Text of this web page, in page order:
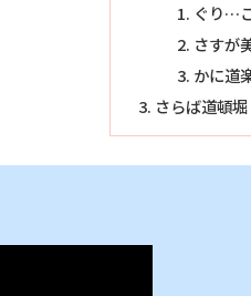
ぐり…
さすが
かに道
さらば道頓堀